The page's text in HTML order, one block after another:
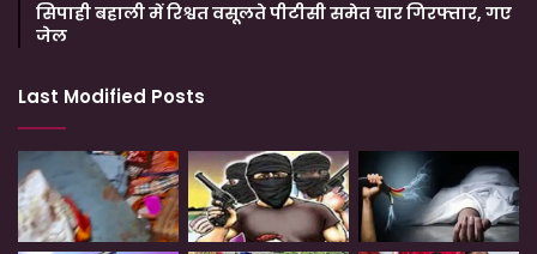
सिपाही बहाली में रिश्वत वसूलते पीटीसी समेत चार गिरफ्तार, गए
जेल
Last Modified Posts